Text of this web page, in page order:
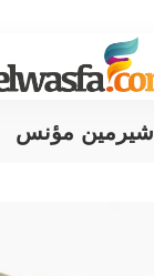
شيرمين مؤنس